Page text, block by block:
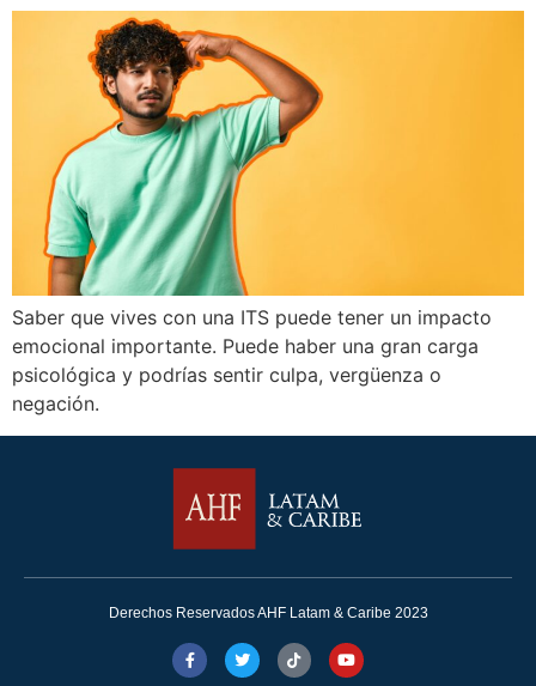
Saber que vives con una ITS puede tener un impacto
emocional importante. Puede haber una gran carga
psicológica y podrías sentir culpa, vergüenza o
negación.
Derechos Reservados AHF Latam & Caribe 2023